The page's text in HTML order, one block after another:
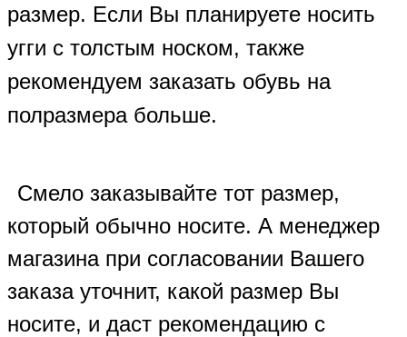
размер. Если Вы планируете носить
угги с толстым носком, также
рекомендуем заказать обувь на
полразмера больше.
Смело заказывайте тот размер,
который обычно носите. А менеджер
магазина при согласовании Вашего
заказа уточнит, какой размер Вы
носите, и даст рекомендацию с